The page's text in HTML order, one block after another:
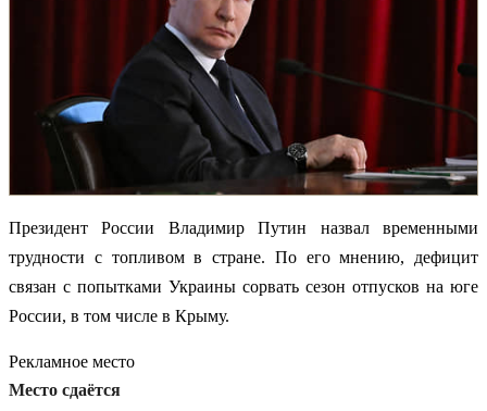
Президент России Владимир Путин назвал временными
трудности с топливом в стране. По его мнению, дефицит
связан с попытками Украины сорвать сезон отпусков на юге
России, в том числе в Крыму.
Рекламное место
Место сдаётся